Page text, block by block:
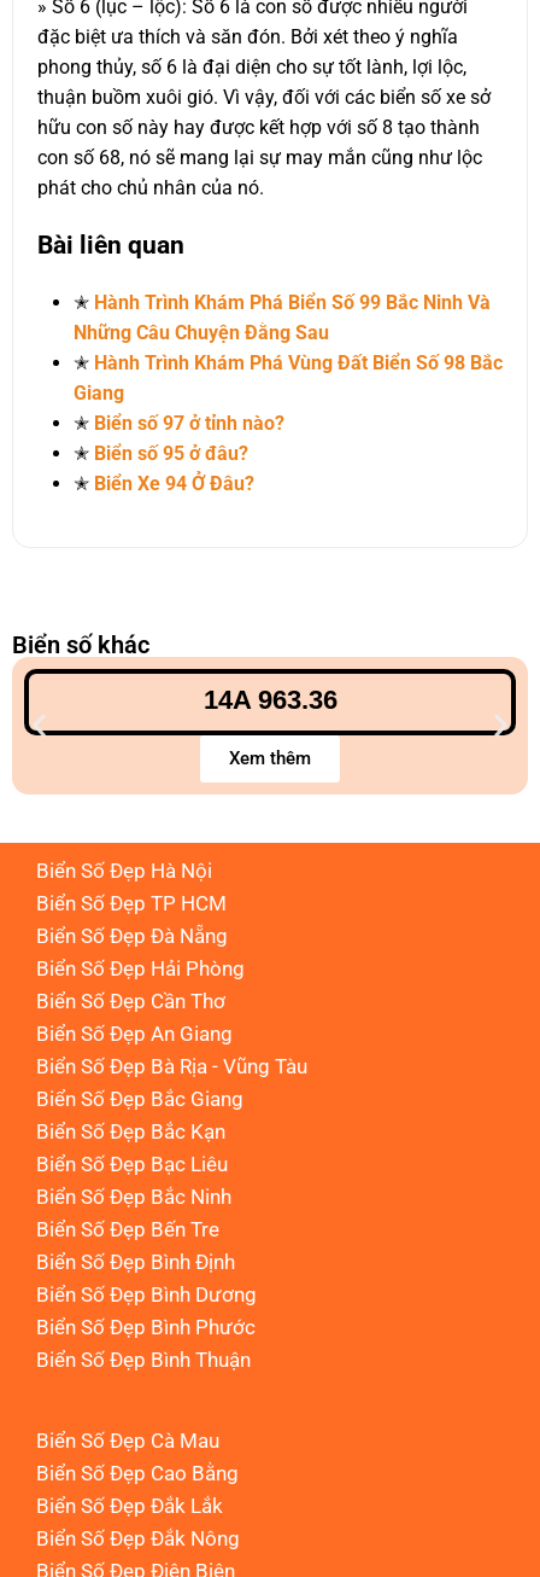
» Số 6 (lục – lộc): Số 6 là con số được nhiều người
đặc biệt ưa thích và săn đón. Bởi xét theo ý nghĩa
phong thủy, số 6 là đại diện cho sự tốt lành, lợi lộc,
thuận buồm xuôi gió. Vì vậy, đối với các biển số xe sở
hữu con số này hay được kết hợp với số 8 tạo thành
con số 68, nó sẽ mang lại sự may mắn cũng như lộc
phát cho chủ nhân của nó.
Bài liên quan
✭ Hành Trình Khám Phá Biển Số 99 Bắc Ninh Và
Những Câu Chuyện Đằng Sau
✭ Hành Trình Khám Phá Vùng Đất Biển Số 98 Bắc
Giang
✭ Biển số 97 ở tỉnh nào?
✭ Biển số 95 ở đâu?
✭ Biển Xe 94 Ở Đâu?
Biển số khác
14A 963.36
Xem thêm
Biển Số Đẹp Hà Nội
Biển Số Đẹp TP HCM
Biển Số Đẹp Đà Nẵng
Biển Số Đẹp Hải Phòng
Biển Số Đẹp Cần Thơ
Biển Số Đẹp An Giang
Biển Số Đẹp Bà Rịa - Vũng Tàu
Biển Số Đẹp Bắc Giang
Biển Số Đẹp Bắc Kạn
Biển Số Đẹp Bạc Liêu
Biển Số Đẹp Bắc Ninh
Biển Số Đẹp Bến Tre
Biển Số Đẹp Bình Định
Biển Số Đẹp Bình Dương
Biển Số Đẹp Bình Phước
Biển Số Đẹp Bình Thuận
Biển Số Đẹp Cà Mau
Biển Số Đẹp Cao Bằng
Biển Số Đẹp Đắk Lắk
Biển Số Đẹp Đắk Nông
Biển Số Đẹp Điện Biên